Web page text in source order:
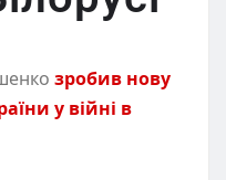
зробив нову
у війні в